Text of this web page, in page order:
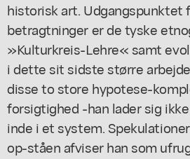
historisk art. Udgangspunktet
betragtninger er de tyske
»Kulturkreis-Lehre« samt
i dette sit sidste større
disse to store hypotese-
forsigtighed -han lader sig
inde i et system.
op-ståen afviser han som